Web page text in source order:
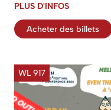
PLUS D'INFOS
Acheter des billets
WL 917